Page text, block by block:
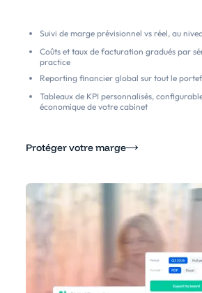
Suivi de marge prévisionnel vs réel, au
Coûts et taux de facturation gradués par
practice
Reporting financier global sur tout le
Tableaux de KPI personnalisés,
économique de votre cabinet
Protéger votre marge